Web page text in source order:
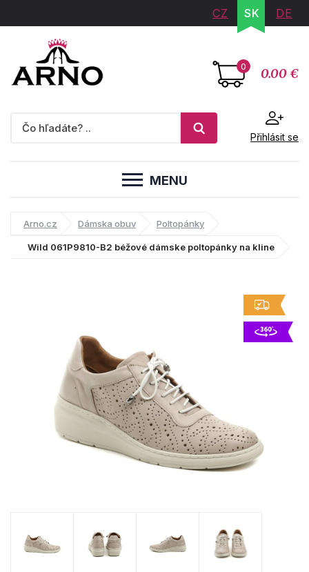
CZ SK DE
0 0.00 €
Přihlásit se
MENU
Arno.cz Dámska obuv Poltopánky
Wild 061P9810-B2 béžové dámske poltopánky na kline